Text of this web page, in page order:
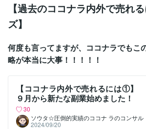
【過去のココナラ内外で売れ
ズ】
何度も言ってますが、ココナラでも
略が本当に大事！！！！！
【ココナラ内外で売れるには①】
９月から新たな副業始めました！
30
ソウタ☆圧倒的実績のココナ ラのコンサル
2024/09/20